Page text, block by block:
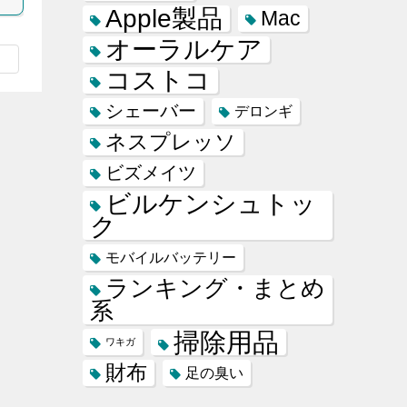
Apple製品 Mac
オーラルケア
コストコ
シェーバー デロンギ
ネスプレッソ
ビズメイツ
ビルケンシュトッ
ク
モバイルバッテリー
ランキング・まとめ
系
ワキガ 掃除用品
財布 足の臭い